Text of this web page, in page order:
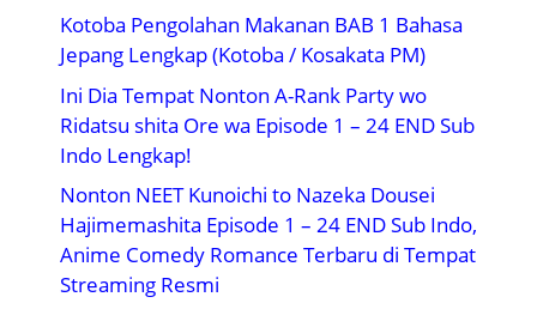
Kotoba Pengolahan Makanan BAB 1 Bahasa
Jepang Lengkap (Kotoba / Kosakata PM)
Ini Dia Tempat Nonton A-Rank Party wo
Ridatsu shita Ore wa Episode 1 – 24 END Sub
Indo Lengkap!
Nonton NEET Kunoichi to Nazeka Dousei
Hajimemashita Episode 1 – 24 END Sub Indo,
Anime Comedy Romance Terbaru di Tempat
Streaming Resmi